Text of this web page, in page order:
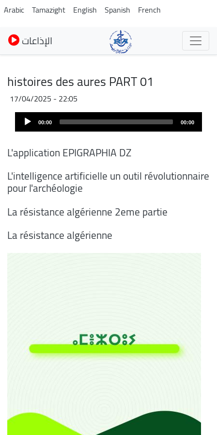
Skip
to
main
content
Arabic Tamazight English Spanish French
الإذاعات
histoires des aures PART 01
17/04/2025 - 22:05
Audio
Player 00:00 00:00
L'application EPIGRAPHIA DZ
L'intelligence artificielle un outil révolutionnaire
pour l'archéologie
La résistance algérienne 2eme partie
La résistance algérienne